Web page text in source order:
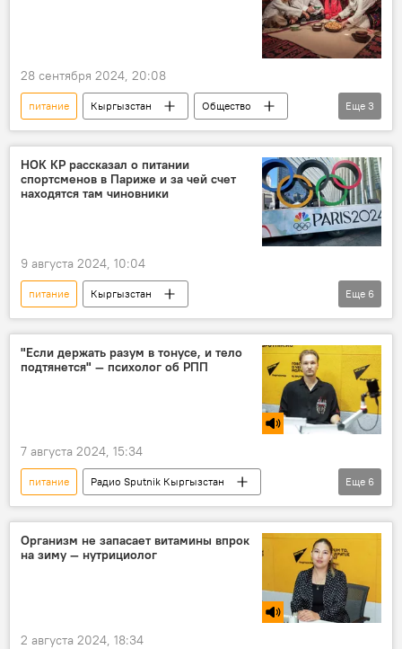
28 сентября 2024, 20:08
питание Кыргызстан
Общество
продукты
калории потребление
Еще 3
НОК КР рассказал о питании
спортсменов в Париже и за чей счет
находятся там чиновники
9 августа 2024, 10:04
питание
Кыргызстан
Национальный олимпийский комитет Кыргызстана
Олимпиада
спортсмены
чиновники
разъяснения
Еще 6
"Если держать разум в тонусе, и тело
подтянется" — психолог об РПП
7 августа 2024, 15:34
питание
Радио Sputnik Кыргызстан
Кыргызстан
расстройство
лишний вес
диета
похудение
психолог
Еще 6
Организм не запасает витамины впрок
на зиму — нутрициолог
2 августа 2024, 18:34